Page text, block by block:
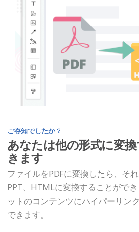
ご存知でしたか？
あなたは他の形式に変
きます
ファイルをPDFに変換したら、それ
PPT、HTMLに変換することがで
ットのコンテンツにハイパーリン
できます。